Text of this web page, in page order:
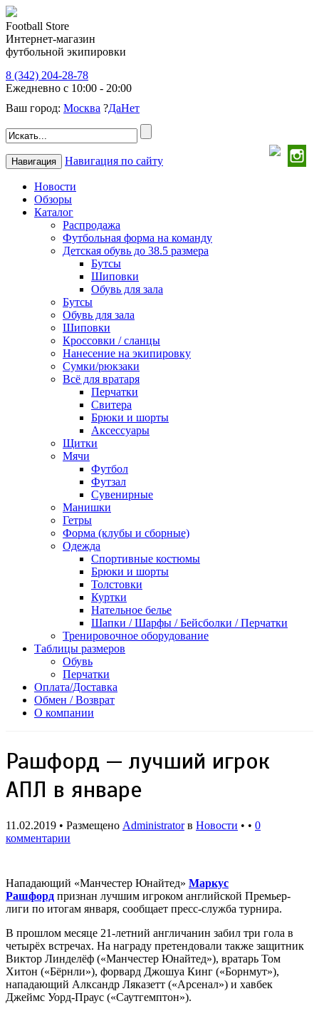
Football Store
Интернет-магазин
футбольной экипировки
8 (342) 204-28-78
Ежедневно с 10:00 - 20:00
Ваш город: Москва ?ДаНет
Навигация Навигация по сайту
Новости
Обзоры
Каталог
Распродажа
Футбольная форма на команду
Детская обувь до 38.5 размера
Бутсы
Шиповки
Обувь для зала
Бутсы
Обувь для зала
Шиповки
Кроссовки / сланцы
Нанесение на экипировку
Сумки/рюкзаки
Всё для вратаря
Перчатки
Cвитера
Брюки и шорты
Аксессуары
Щитки
Мячи
Футбол
Футзал
Сувенирные
Манишки
Гетры
Форма (клубы и сборные)
Одежда
Спортивные костюмы
Брюки и шорты
Толстовки
Куртки
Нательное белье
Шапки / Шарфы / Бейсболки / Перчатки
Тренировочное оборудование
Таблицы размеров
Обувь
Перчатки
Оплата/Доставка
Обмен / Возврат
О компании
Рашфорд — лучший игрок
АПЛ в январе
11.02.2019 • Размещено Administratorв Новости • • 0
комментарии
Нападающий «Манчестер Юнайтед» Маркус
Рашфорд признан лучшим игроком английской Премьер-
лиги по итогам января, сообщает пресс-служба турнира.
В прошлом месяце 21-летний англичанин забил три гола в
четырёх встречах. На награду претендовали также защитник
Виктор Линделёф («Манчестер Юнайтед»), вратарь Том
Хитон («Бёрнли»), форвард Джошуа Кинг («Борнмут»),
нападающий Алксандр Ляказетт («Арсенал») и хавбек
Джеймс Уорд-Праус («Саутгемптон»).